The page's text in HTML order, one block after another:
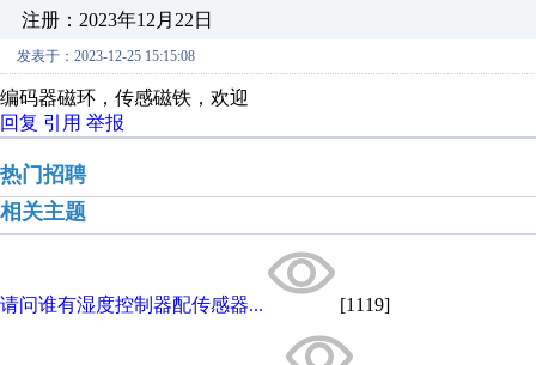
注册：2023年12月22日
发表于：2023-12-25 15:15:08
编码器磁环，传感磁铁，欢迎
回复 引用 举报
热门招聘
相关主题
请问谁有湿度控制器配传感器... [1119]